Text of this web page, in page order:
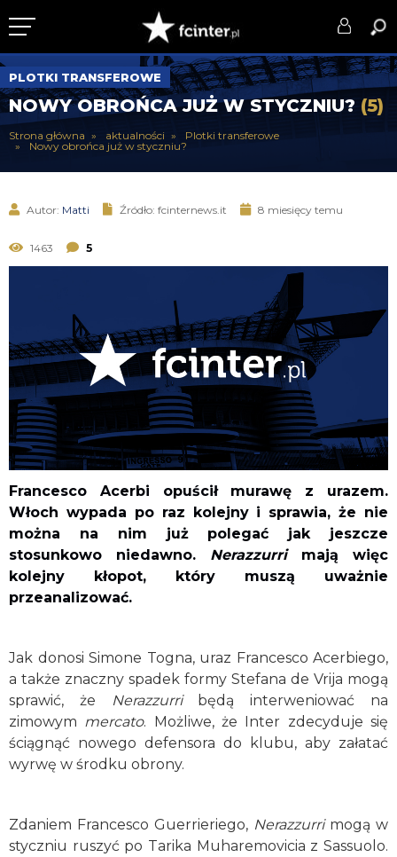
KLUB
DRUŻYNA
SERIE A
SERWIS
PLOTKI TRANSFEROWE
NOWY OBROŃCA JUŻ W STYCZNIU? (5)
Strona główna aktualności
Plotki transferowe
Nowy obrońca już w styczniu?
Autor: Matti Źródło: fcinternews.it 8 miesięcy temu
1463 5
Francesco Acerbi opuścił murawę z urazem.
Włoch wypada po raz kolejny i sprawia, że nie
można na nim już polegać jak jeszcze
stosunkowo niedawno. Nerazzurrimają więc
kolejny kłopot, który muszą uważnie
przeanalizować.
Jak donosi Simone Togna, uraz Francesco Acerbiego,
a także znaczny spadek formy Stefana de Vrija mogą
sprawić, że
Nerazzurribędą interweniować na
zimowym mercato. Możliwe, że Inter zdecyduje się
ściągnąć nowego defensora do klubu, aby załatać
wyrwę w środku obrony.
Zdaniem Francesco Guerrieriego, Nerazzurrimogą w
styczniu ruszyć po Tarika Muharemovicia z Sassuolo.